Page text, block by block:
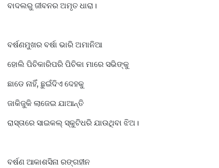
ବାଦଲରୁ ଜୀବନର ଅମୃତ ଧାରା।
ବର୍ଷଣମୁଖର ବର୍ଷା ଭାରି ଅମାନିଆ
ହୋଲି ପିଚିକାରିପରି ପିଚିକା ମାରେ ସଭିଙ୍କୁ
ଛାଡେ ନାହିଁ, ଛୁଇଁଦିଏ ଦେହକୁ
ଜାକିଜୁକି ଲାଜେଇ ଯାଆନ୍ତି
ରାସ୍ତାରେ ସାଇକଲ୍ ସ୍କୁଟିଧରି ଯାଉଥିବା ଝିଅ।
ବର୍ଷଣ ଆକାଶସିନା ରଙ୍ଗହୀନ